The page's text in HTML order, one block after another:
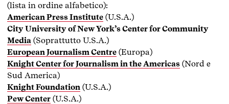
(lista in ordine alfabetico):
American Press Institute (U.S.A.)
City University of New York’s Center for Community
Media (Soprattutto U.S.A.)
European Journalism Centre (Europa)
Knight Center for Journalism in the Americas (Nord e
Sud America)
Knight Foundation (U.S.A.)
Pew Center (U.S.A.)